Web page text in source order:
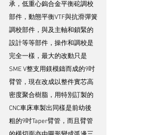
承，低重心鎢合金平衡砣調校
部件，動態平衡VTF與抗滑彈簧
調校部件，與及主軸和鎖緊的
設計等等部件，操作和調校是
完全一樣，最大的改動只是
SME V整支用鎂模鑄而成的9吋
臂管，現在改成以整件實芯高
密度聚合樹脂，用特別訂製的
CNC車床車製出同樣是前幼後
粗的9吋Taper臂管，而且臂管